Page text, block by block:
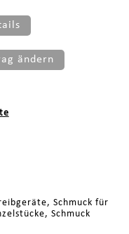
ändern
Schmuck für
Schmuck